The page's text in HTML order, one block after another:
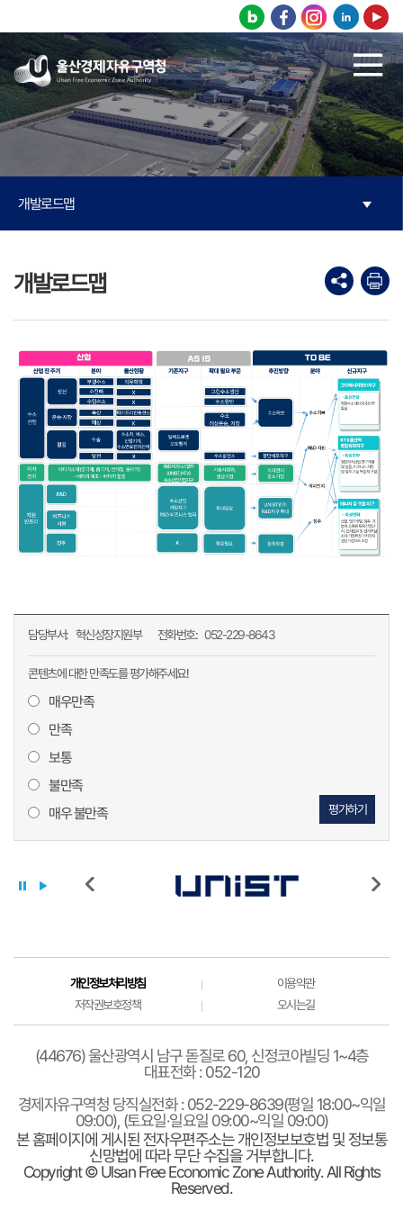
개발로드맵
개발로드맵
담당부서: 혁신성장지원부 전화번호: 052-229-8643
콘텐츠에 대한 만족도를 평가해주세요!
매우만족
만족
보통
불만족
매우 불만족
평가하기
개인정보처리방침
이용약관
저작권보호정책
오시는길
(44676) 울산광역시 남구 돋질로 60, 신정코아빌딩 1~4층
대표전화 : 052-120
경제자유구역청 당직실전화 : 052-229-8639(평일 18:00~익일
09:00), (토요일·일요일 09:00~익일 09:00)
본 홈페이지에 게시된 전자우편주소는 개인정보보호법 및 정보통
신망법에 따라 무단 수집을 거부합니다.
Copyright © Ulsan Free Economic Zone Authority. All Rights
Reserved.